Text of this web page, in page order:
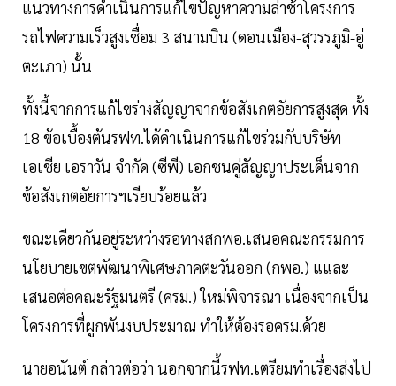
แนวทางการดำเนินการแก้ไขปัญหาความล่าช้าโครงการ
รถไฟความเร็วสูงเชื่อม 3 สนามบิน (ดอนเมือง-สุวรรภูมิ-อู่
ตะเภา) นั้น
ทั้งนี้จากการแก้ไขร่างสัญญาจากข้อสังเกตอัยการสูงสุด ทั้ง
18 ข้อเบื้องต้นรฟท.ได้ดำเนินการแก้ไขร่วมกับบริษัท
เอเชีย เอราวัน จำกัด (ซีพี) เอกชนคู่สัญญาประเด็นจาก
ข้อสังเกตอัยการฯเรียบร้อยแล้ว
ขณะเดียวกันอยู่ระหว่างรอทางสกพอ.เสนอคณะกรรมการ
นโยบายเขตพัฒนาพิเศษภาคตะวันออก (กพอ.) แและ
เสนอต่อคณะรัฐมนตรี (ครม.) ใหม่พิจารณา เนื่องจากเป็น
โครงการที่ผูกพันงบประมาณ ทำให้ต้องรอครม.ด้วย
นายอนันต์ กล่าวต่อว่า นอกจากนี้รฟท.เตรียมทำเรื่องส่งไป